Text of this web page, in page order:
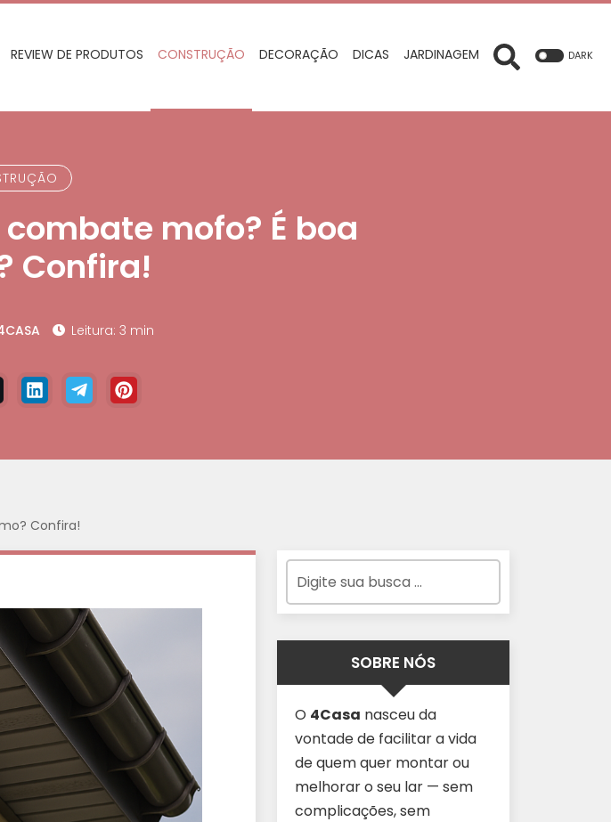
REVIEW DE PRODUTOS CONSTRUÇÃO DECORAÇÃO DICAS JARDINAGEM DARK
mofo? É boa
Confira!
Leitura: 3 min
Confira!
SOBRE NÓS
O 4Casa nasceu da
vontade de facilitar a vida
de quem quer montar ou
melhorar o seu lar — sem
complicações, sem